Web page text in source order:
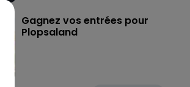
Gagnez vos entrées pour
Plopsaland